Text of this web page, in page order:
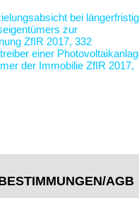
bei längerfristig
zur
ZfIR 2017, 332
einer
der Immobilie ZfIR 2017,
AGB